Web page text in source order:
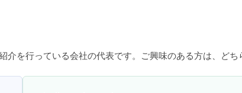
を行っている会社の代表です。ご興味のある方は、どち